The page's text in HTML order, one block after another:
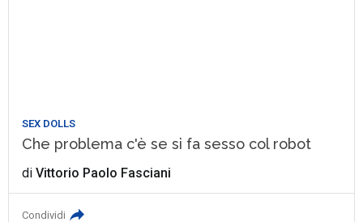
SEX DOLLS
Che problema c'è se si fa sesso col robot
diVittorio Paolo Fasciani
Condividi